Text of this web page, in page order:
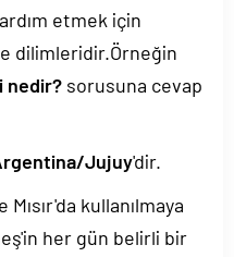
etmek için
dilimleridir.Örneğin
nedir? sorusuna cevap
Jujuy'dir.
kullanılmaya
her gün belirli bir